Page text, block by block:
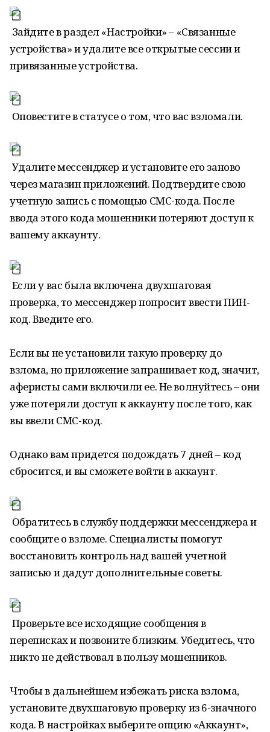
Зайдите в раздел «Настройки» – «Связанные
устройства» и удалите все открытые сессии и
привязанные устройства.
Оповестите в статусе о том, что вас взломали.
Удалите мессенджер и установите его заново
через магазин приложений. Подтвердите свою
учетную запись с помощью СМС-кода. После
ввода этого кода мошенники потеряют доступ к
вашему аккаунту.
Если у вас была включена двухшаговая
проверка, то мессенджер попросит ввести ПИН-
код. Введите его.
Если вы не установили такую проверку до
взлома, но приложение запрашивает код, значит,
аферисты сами включили ее. Не волнуйтесь – они
уже потеряли доступ к аккаунту после того, как
вы ввели СМС-код.
Однако вам придется подождать 7 дней – код
сбросится, и вы сможете войти в аккаунт.
Обратитесь в службу поддержки мессенджера и
сообщите о взломе. Специалисты помогут
восстановить контроль над вашей учетной
записью и дадут дополнительные советы.
Проверьте все исходящие сообщения в
переписках и позвоните близким. Убедитесь, что
никто не действовал в пользу мошенников.
Чтобы в дальнейшем избежать риска взлома,
установите двухшаговую проверку из 6-значного
кода. В настройках выберите опцию «Аккаунт»,